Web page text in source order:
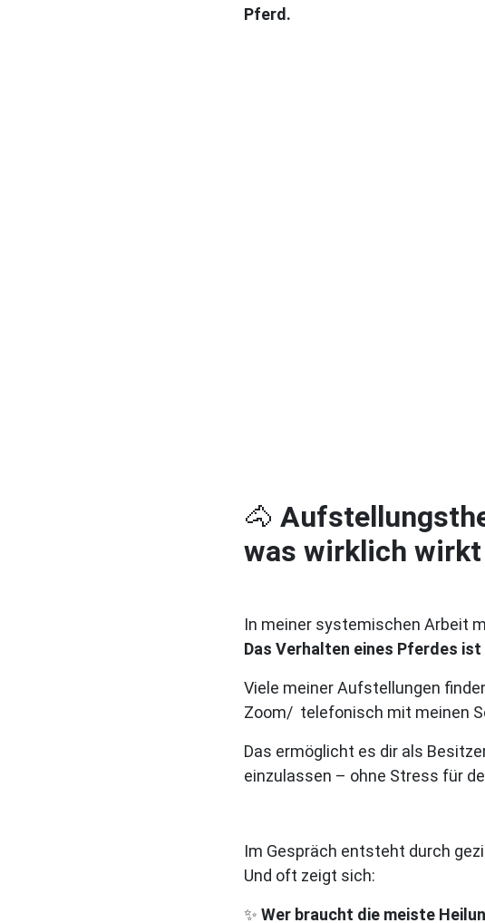
Pferd.
🐴
was wirklich wirkt
In meiner systemischen Arbeit
Das Verhalten eines Pferdes
Viele meiner Aufstellungen
Zoom/ telefonisch mit meinen
Das ermöglicht es dir als
einzulassen – ohne Stress für
Im Gespräch entsteht durch
Und oft zeigt sich:
✨ Wer braucht die meiste